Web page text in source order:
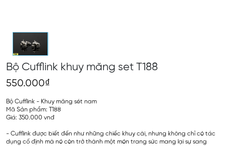
Bộ Cufflink khuy măng set T188
550.000₫
Bộ Cufflink - Khuy măng sét nam
Mã Sản phẩm: T188
Giá: 350.000 vnđ
- Cufflink được biết đến như những chiếc khuy cài, nhưng không chỉ có tác
dụng cố định mà nó còn trở thành một món trang sức mang lại sự sang